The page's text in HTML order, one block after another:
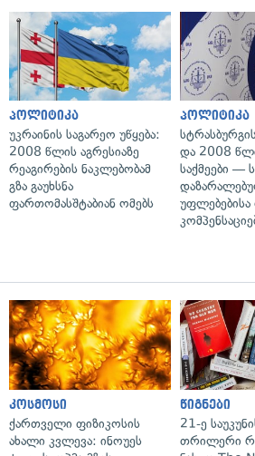
პოლიტიკა
უკრაინის საგარეო უწყება:
2008 წლის აგრესიაზე
რეაგირების ნაკლებობამ
გზა გაუხსნა
ფართომასშტაბიან ომებს
პოლიტიკა
და 2008
საქმეები —
უფლებებისა
კოსმოსი
ქართველი ფიზიკოსის
ახალი კვლევა: ინოუეს
წიგნები
21-ე
თრილერი